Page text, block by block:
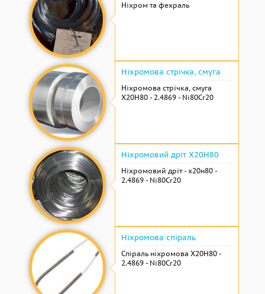
Ніхром та фехраль
Ніхромова стрічка, смуга
Ніхромова стрічка, смуга
Х20Н80 - 2.4869 - Ni80Cr20
Ніхромовий дріт Х20Н80
Ніхромовий дріт - х20н80 -
2.4869 - Ni80Cr20
Ніхромова спіраль
Спіраль ніхромова Х20Н80 -
2.4869 - Ni80Cr20